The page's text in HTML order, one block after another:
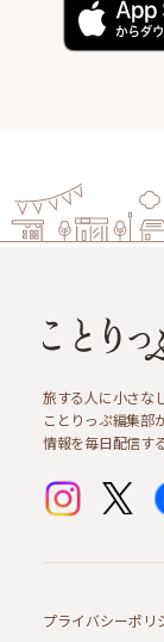
旅する人に小さな
ことりっぷ編集部
情報を毎日配信す
プライバシーポリ